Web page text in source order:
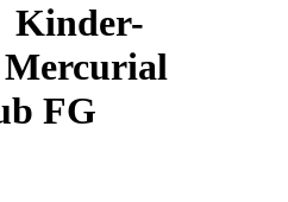
Kinder-
Mercurial
FG